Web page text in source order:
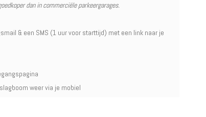
dan in commerciële parkeergarages.
& een SMS (1 uur voor starttijd) met een link naar je
weer via je mobiel